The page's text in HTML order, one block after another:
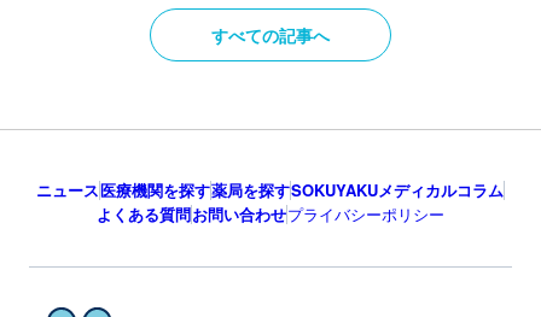
すべての記事へ
ニュース医療機関を探す薬局を探すSOKUYAKUメディカルコラム
よくある質問お問い合わせプライバシーポリシー